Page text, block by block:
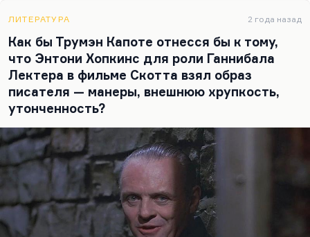
вещи. Но как социальный диагност, писатель
класса Воннегута (хотя Воннегут несколько
человечнее), Филип Рот очень хороший писатель
и писатель полезный. Полезный для знакомства
с…
ЛИТЕРАТУРА 2 года назад
Как бы Трумэн Капоте отнесся бы к тому,
что Энтони Хопкинс для роли Ганнибала
Лектера в фильме Скотта взял образ
писателя — манеры, внешнюю хрупкость,
утонченность?